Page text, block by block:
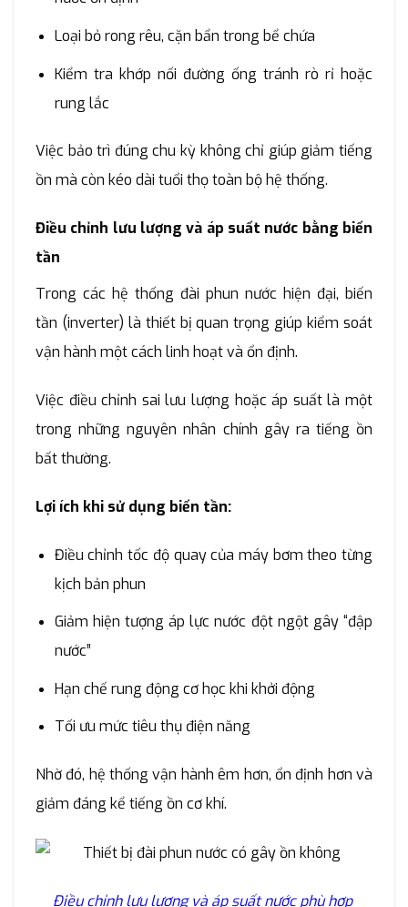
Loại bỏ rong rêu, cặn bẩn trong bể chứa
Kiểm tra khớp nối đường ống tránh rò rỉ hoặc
rung lắc
Việc bảo trì đúng chu kỳ không chỉ giúp giảm tiếng
ồn mà còn kéo dài tuổi thọ toàn bộ hệ thống.
Điều chỉnh lưu lượng và áp suất nước bằng biến
tần
Trong các hệ thống đài phun nước hiện đại, biến
tần (inverter) là thiết bị quan trọng giúp kiểm soát
vận hành một cách linh hoạt và ổn định.
Việc điều chỉnh sai lưu lượng hoặc áp suất là một
trong những nguyên nhân chính gây ra tiếng ồn
bất thường.
Lợi ích khi sử dụng biến tần:
Điều chỉnh tốc độ quay của máy bơm theo từng
kịch bản phun
Giảm hiện tượng áp lực nước đột ngột gây “đập
nước”
Hạn chế rung động cơ học khi khởi động
Tối ưu mức tiêu thụ điện năng
Nhờ đó, hệ thống vận hành êm hơn, ổn định hơn và
giảm đáng kể tiếng ồn cơ khí.
Điều chỉnh lưu lượng và áp suất nước phù hợp